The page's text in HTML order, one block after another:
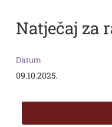
Natječaj za
Datum
09.10.2025.